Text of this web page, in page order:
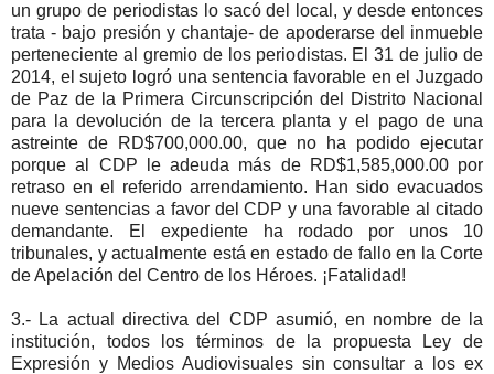
un grupo de periodistas lo sacó del local, y desde entonces
trata - bajo presión y chantaje- de apoderarse del inmueble
perteneciente al gremio de los periodistas. El 31 de julio de
2014, el sujeto logró una sentencia favorable en el Juzgado
de Paz de la Primera Circunscripción del Distrito Nacional
para la devolución de la tercera planta y el pago de una
astreinte de RD$700,000.00, que no ha podido ejecutar
porque al CDP le adeuda más de RD$1,585,000.00 por
retraso en el referido arrendamiento. Han sido evacuados
nueve sentencias a favor del CDP y una favorable al citado
demandante. El expediente ha rodado por unos 10
tribunales, y actualmente está en estado de fallo en la Corte
de Apelación del Centro de los Héroes. ¡Fatalidad!
3.- La actual directiva del CDP asumió, en nombre de la
institución, todos los términos de la propuesta Ley de
Expresión y Medios Audiovisuales sin consultar a los ex